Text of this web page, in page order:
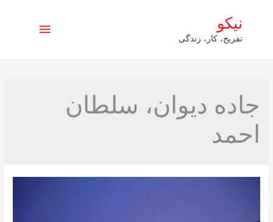
نیکو
تفریح، کار، زندگی
فهرست
جاده دیوان، سلطان
احمد